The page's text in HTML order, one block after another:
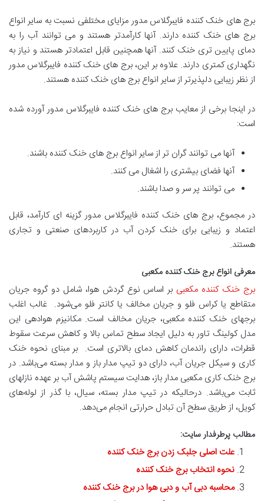
برج های خنک کننده فایبرگلاس مدور مزایای مختلفی نسبت به سایر انواع
برج های خنک کننده دارند. آنها کارآمدتر هستند و می توانند آب را به
دمای پایین تری خنک کنند. آنها همچنین قابل اعتمادتر هستند و نیاز به
نگهداری کمتری دارند. علاوه بر این، برج های خنک کننده فایبرگلاس مدور
از نظر زیبایی دلپذیرتر از سایر انواع برج های خنک کننده هستند.
در اینجا برخی از معایب برج های خنک کننده فایبرگلاس مدور آورده شده
است:
آنها می توانند گران تر از سایر انواع برج های خنک کننده باشند.
آنها فضای بیشتری را اشغال می کنند.
می توانند پر سر و صدا باشند.
در مجموع، برج های خنک کننده فایبرگلاس مدور گزینه ای کارآمد، قابل
اعتماد و زیبایی برای خنک کردن آب در کاربردهای صنعتی و تجاری
هستند.
معرفی انواع برج خنک کننده مکعبی
برج خنک کننده مکعبی بر اساس نوع گردش هوا، شامل دو گروه جریان
متقاطع یا کراس فلو و جریان مخالف یا کانتر فلو می‌شود. غالب اغلب
برجهای خنک کننده مکعبی، جریان مخالف است. مکانیزم هوادهی این
مدل کولینگ تاور به دلیل ایجاد سطح تماس بالا و کاهش سرعت سقوط
قطرات، دارای راندمان کاهش دمای بالاتری است. بر مبنای نحوه خنک
کاری و سیکل جریان آب، دارای دو تیپ مدار باز و مدار بسته می‌باشد. در
برج خنک کاری مکعبی مدار باز، هدایت سیستم پاشش آب بر عهده نازلهای
ثابت می‌باشد. درحالیکه در تیپ مدار بسته، سیال، با گذر از لوله‌های
کویل، از طریق سطح آن تبادل حرارتی انجام می‌دهد.
مطالب پرطرفدار سایت:
علت اصلی جلبک زدن برج خنک کننده
نحوه انتخاب برج خنک کننده
محاسبه دبی آب و دبی هوا در برج خنک کننده